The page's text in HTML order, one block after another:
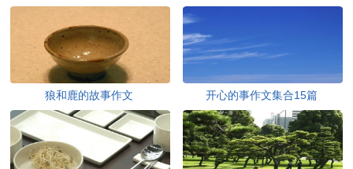
狼和鹿的故事作文 开心的事作文集合15篇